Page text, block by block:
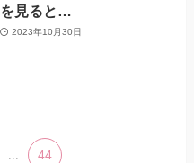
を見ると…
2023年10月30日
44